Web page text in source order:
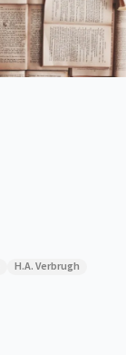
H.A. Verbrugh